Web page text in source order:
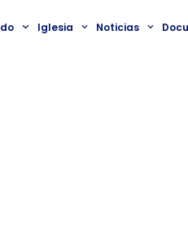
Iglesia Noticias